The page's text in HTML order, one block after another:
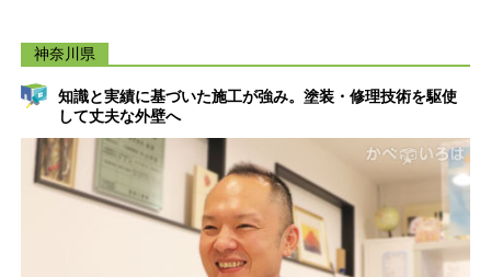
神奈川県
知識と実績に基づいた施工が強み。塗装・修理技術を駆使
して丈夫な外壁へ